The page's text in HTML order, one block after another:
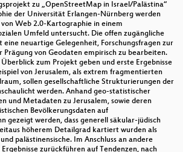
zu „OpenStreetMap in Israel/Palästina“
der Universität Erlangen-Nürnberg werden
Web 2.0-Kartographie in einem
Umfeld untersucht. Die offen zugängliche
neuartige Gelegenheit, Forschungsfragen zur
Prägung von Geodaten empirisch zu bearbeiten.
zum Projekt geben und erste Ergebnisse
von Jerusalem, als extrem fragmentierten
sollen gesellschaftliche Strukturierungen der
werden. Anhand geo-statistischer
und Metadaten zu Jerusalem, sowie deren
Bevölkerungsdaten auf
gezeigt werden, dass generell säkular-jüdisch
höherem Detailgrad kartiert wurden als
palästinensische. Im Anschluss an andere
zurückführen auf Tendenzen, nach